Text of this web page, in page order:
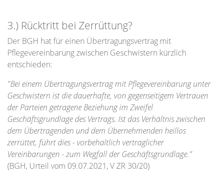
3.) Rücktritt bei Zerrüttung?
Der BGH hat für einen Übertragungsvertrag mit
Pflegevereinbarung zwischen Geschwistern kürzlich
entschieden:
"Bei einem Übertragungsvertrag mit Pflegevereinbarung unter
Geschwistern ist die dauerhafte, von gegenseitigem Vertrauen
der Parteien getragene Beziehung im Zweifel
Geschäftsgrundlage des Vertrags. Ist das Verhältnis zwischen
dem Übertragenden und dem Übernehmenden heillos
zerrüttet, führt dies - vorbehaltlich vertraglicher
Vereinbarungen - zum Wegfall der Geschäftsgrundlage."
(BGH, Urteil vom 09.07.2021, V ZR 30/20)